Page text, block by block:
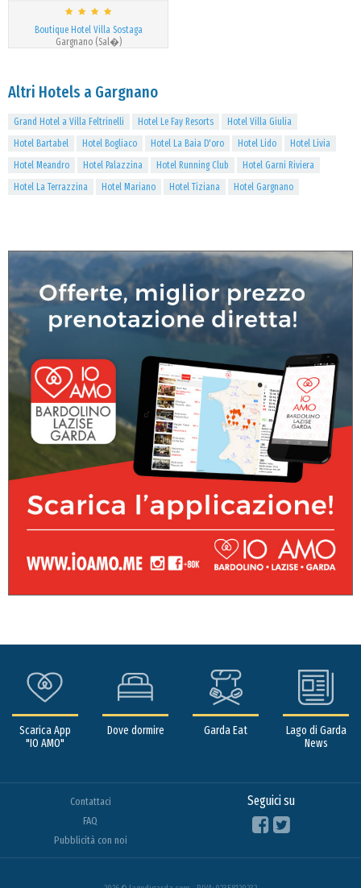
Boutique Hotel Villa Sostaga
Gargnano (Sal�)
Altri Hotels a Gargnano
Grand Hotel a Villa Feltrinelli Hotel Le Fay Resorts
Hotel Villa Giulia
Hotel Bartabel
Hotel Bogliaco Hotel La Baia D'oro Hotel Lido
Hotel Livia
Hotel Meandro
Hotel Palazzina Hotel Running Club
Hotel Garni Riviera
Hotel La Terrazzina
Hotel Mariano Hotel Tiziana Hotel Gargnano
Scarica App
"IO AMO"
Dove dormire Garda Eat
Lago di Garda
News
Contattaci
FAQ
Pubblicità con noi
Seguici su